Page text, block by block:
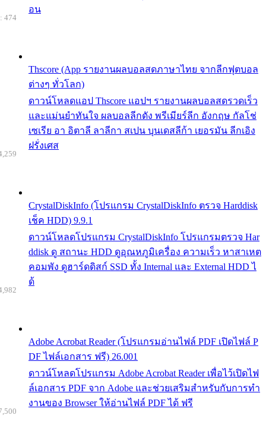
อน
Thscore (App รายงานผลบอลสดภาษาไทย จากลีกฟุตบอล
ต่างๆ ทั่วโลก)
ดาวน์โหลดแอป Thscore แอปฯ รายงานผลบอลสดรวดเร็ว
และแม่นยำทันใจ ผลบอลลีกดัง พรีเมียร์ลีก อังกฤษ กัลโช่
เซเรีย อา อิตาลี ลาลีกา สเปน บุนเดสลีก้า เยอรมัน ลีกเอิง
ฝรั่งเศส
474
CrystalDiskInfo (โปรแกรม CrystalDiskInfo ตรวจ Harddisk
เช็ค HDD) 9.9.1
ดาวน์โหลดโปรแกรม CrystalDiskInfo โปรแกรมตรวจ Har
ddisk ดู สถานะ HDD ดูอุณหภูมิเครื่อง ความเร็ว หาสาเหต
คอมพัง ดูฮาร์ดดิสก์ SSD ทั้ง Internal และ External HDD ไ
ด้
Adobe Acrobat Reader (โปรแกรมอ่านไฟล์ PDF เปิดไฟล์ P
DF ไฟล์เอกสาร ฟรี) 26.001
ดาวน์โหลดโปรแกรม Adobe Acrobat Reader เพื่อไว้เปิดไฟ
ล์เอกสาร PDF จาก Adobe และช่วยเสริมสำหรับกับการทำ
งานของ Browser ให้อ่านไฟล์ PDF ได้ ฟรี